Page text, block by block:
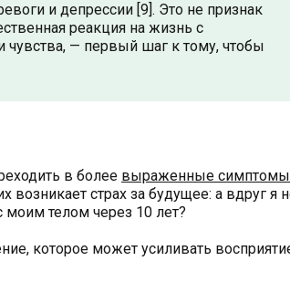
и депрессии [9]. Это не признак
реакция на жизнь с
чувства, — первый шаг к тому, чтобы
в более выраженные симптомы
возникает страх за будущее: а вдруг я
моим телом через 10 лет?
которое может усиливать